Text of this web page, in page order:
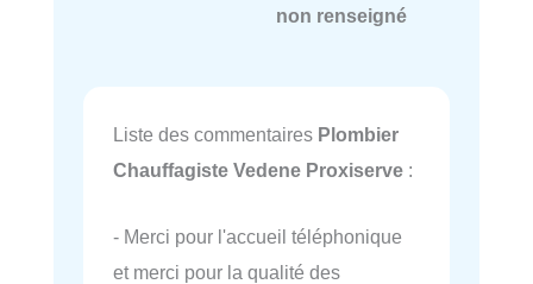
non renseigné
Liste des commentaires Plombier
Chauffagiste Vedene Proxiserve :
- Merci pour l'accueil téléphonique
et merci pour la qualité des